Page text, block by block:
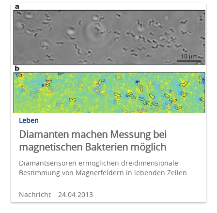
Leben
Diamanten machen Messung bei
magnetischen Bakterien möglich
Diamantsensoren ermöglichen dreidimensionale
Bestimmung von Magnetfeldern in lebenden Zellen.
Nachricht 24.04.2013